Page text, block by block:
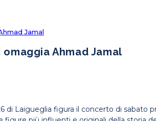
Jamal
Ahmad Jamal
di Laigueglia figura il concerto di sabato